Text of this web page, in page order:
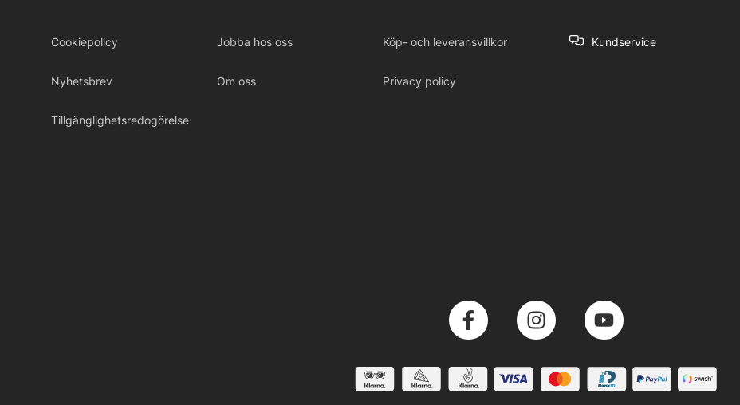
Cookiepolicy Jobba hos oss Köp- och leveransvillkor
Nyhetsbrev Om oss Privacy policy
Tillgänglighetsredogörelse
Kundservice